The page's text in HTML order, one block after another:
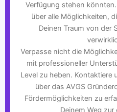
Verfügung stehen
über alle Möglichkeiten,
Deinen Traum von der
Verpasse nicht die
mit professioneller
Level zu heben. Kontaktiere
über das AVGS
Fördermöglichkeiten zu